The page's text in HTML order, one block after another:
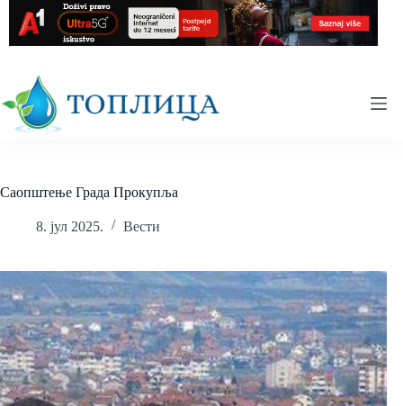
content
Саопштење Града Прокупља
8. јул 2025. Вести